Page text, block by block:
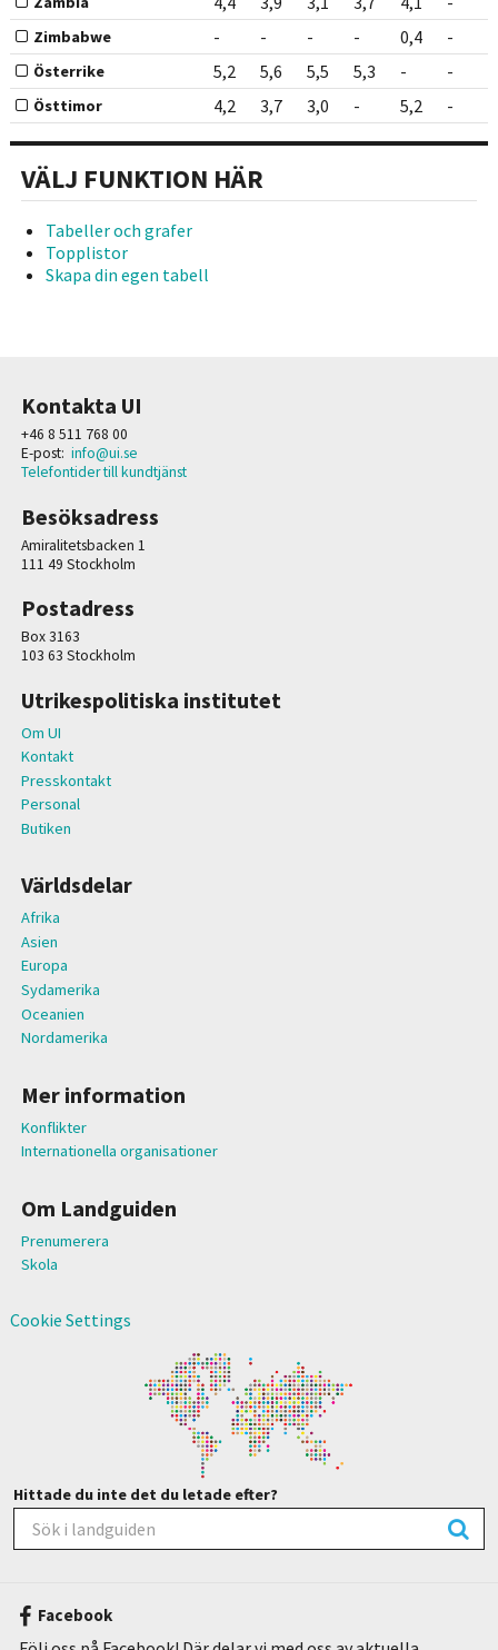
Zimbabwe - - - - 0,4 -
Österrike 5,2 5,6 5,5 5,3 - -
Östtimor 4,2 3,7 3,0 - 5,2 -
VÄLJ FUNKTION HÄR
Tabeller och grafer
Topplistor
Skapa din egen tabell
Kontakta UI
+46 8 511 768 00
E-post: info@ui.se
Telefontider till kundtjänst
Besöksadress
Amiralitetsbacken 1
111 49 Stockholm
Postadress
Box 3163
103 63 Stockholm
Utrikespolitiska institutet
Om UI
Kontakt
Presskontakt
Personal
Butiken
Världsdelar
Afrika
Asien
Europa
Sydamerika
Oceanien
Nordamerika
Mer information
Konflikter
Internationella organisationer
Om Landguiden
Prenumerera
Skola
Cookie Settings
Hittade du inte det du letade efter?
Facebook